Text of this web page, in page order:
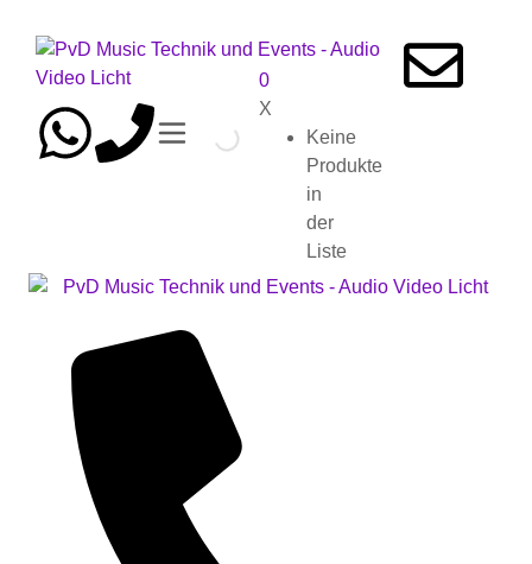
0
X
Keine
Produkte
in
der
Liste